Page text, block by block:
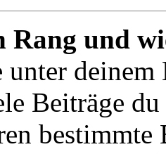
Rang und
unter deinem
Beiträge
bestimmte